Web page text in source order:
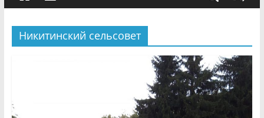
мероприятии «Сохраним
первоцветы!»
В вольере Воронинского
заповедника родились крапчатые
Никитинский сельсовет